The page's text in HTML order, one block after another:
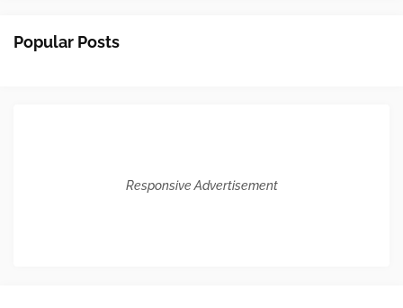
Popular Posts
Responsive Advertisement